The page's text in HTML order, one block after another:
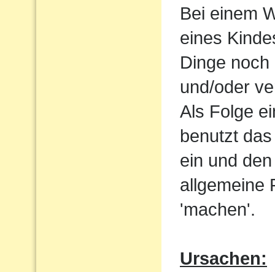
Bei einem
eines
Dinge
und/oder
Als Folge
benutzt
ein und
allgemeine
'machen'.
Ursachen: